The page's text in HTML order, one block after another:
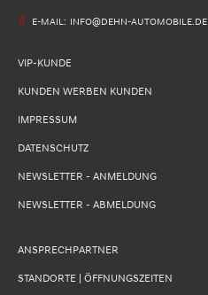
E-MAIL: INFO@DEHN-AUTOMOBILE.DE
VIP-KUNDE
KUNDEN WERBEN KUNDEN
IMPRESSUM
DATENSCHUTZ
NEWSLETTER - ANMELDUNG
NEWSLETTER - ABMELDUNG
ANSPRECHPARTNER
STANDORTE | ÖFFNUNGSZEITEN